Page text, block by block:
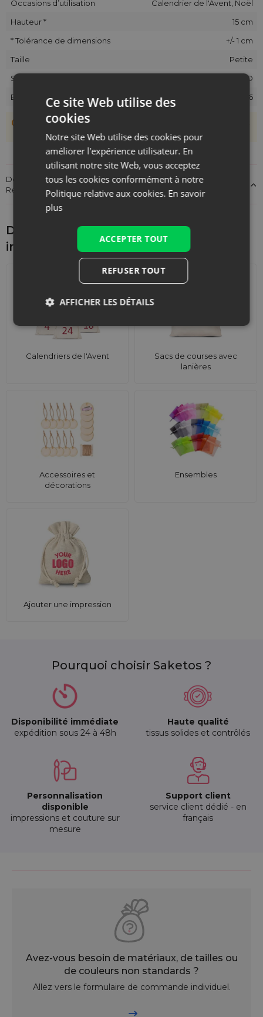
Occasions d’utilisation
Calendrier de l'Avent, Noël
Hauteur *
15 cm
* Tolérance de dimensions
+/- 1 cm
Taille
Petite
SKU
CA-01-VVT-1215-RED
EAN
5903003410096
Les sachets étant cousus main, une tolérance de +/- 1 cm est
possible.
Détails sur la conformité du produit aux réglementations :
Responsabilité du produit
Découvrez ce qui pourrait vous
intéresser d'autre
Calendriers de l'Avent
Sacs de courses avec
lanières
Accessoires et
décorations
Ensembles
Ajouter une impression
Pourquoi choisir Saketos ?
Disponibilité immédiate
expédition sous 24 à 48h
Haute qualité
tissus solides et contrôlés
Personnalisation
disponible
impressions et couture sur
mesure
Support client
service client dédié - en
français
Avez-vous besoin de matériaux, de tailles ou
de couleurs non standards ?
Allez vers le formulaire de commande individuel.
Ce site Web utilise des
cookies
Notre site Web utilise des cookies pour
améliorer l'expérience utilisateur. En
utilisant notre site Web, vous acceptez
tous les cookies conformément à notre
Politique relative aux cookies. En savoir
plus
ACCEPTER TOUT
REFUSER TOUT
AFFICHER LES DÉTAILS